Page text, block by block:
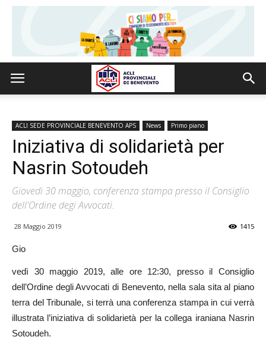
ACLI SEDE PROVINCIALE BENEVENTO APS News Primo piano
Iniziativa di solidarietà per
Nasrin Sotoudeh
Giovedì 30 maggio, conferenza stampa presso il Consiglio
dell'Ordine degi Avvocati.
28 Maggio 2019 1415
Gio
vedì 30 maggio 2019, alle ore 12:30, presso il Consiglio
dell’Ordine degli Avvocati di Benevento, nella sala sita al piano
terra del Tribunale, si terrà una conferenza stampa in cui verrà
illustrata l’iniziativa di solidarietà per la collega iraniana Nasrin
Sotoudeh.